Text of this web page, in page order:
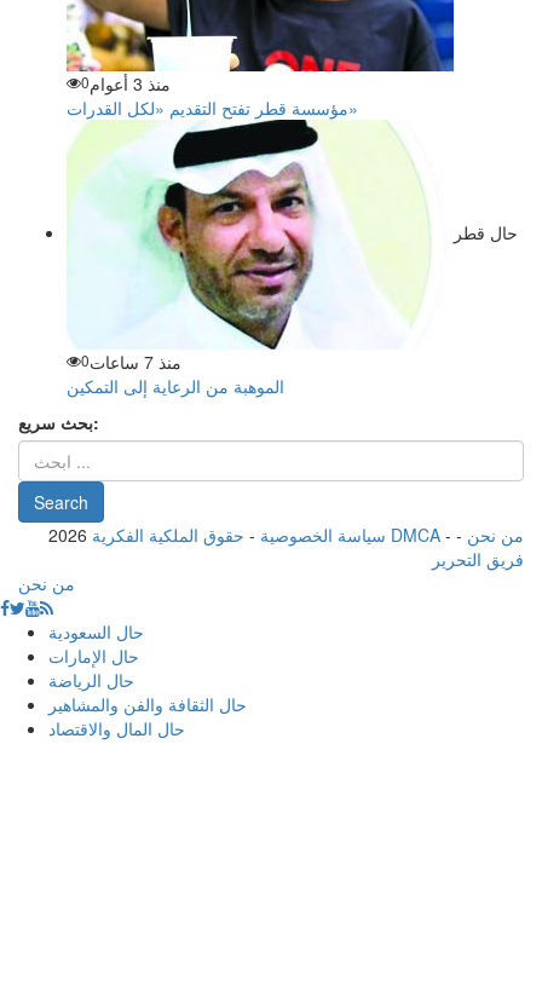
منذ 3 أعوام 0
مؤسسة قطر تفتح التقديم «لكل القدرات»
حال قطر
منذ 7 ساعات 0
الموهبة من الرعاية إلى التمكين
بحث سريع:
2026 سياسة الخصوصية - حقوق الملكية الفكرية DMCA - من نحن -
فريق التحرير
من نحن
حال السعودية
حال الإمارات
حال الرياضة
حال الثقافة والفن والمشاهير
حال المال والاقتصاد